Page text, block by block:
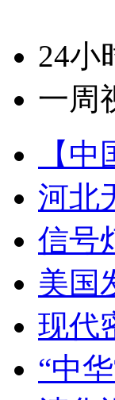
24小
一周
【
河北
信号
美国
现代
“中